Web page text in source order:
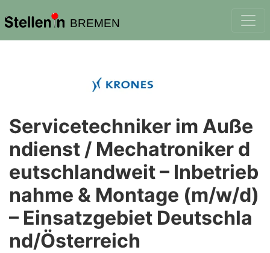
BREMEN
Servicetechniker im Auße
ndienst / Mechatroniker d
eutschlandweit – Inbetrieb
nahme & Montage (m/w/d)
– Einsatzgebiet Deutschla
nd/Österreich